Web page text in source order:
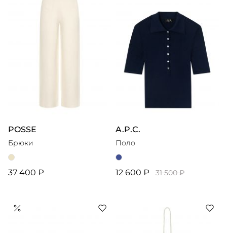
POSSE
Брюки
37 400 ₽
A.P.C.
Поло
12 600 ₽ 31 500 ₽